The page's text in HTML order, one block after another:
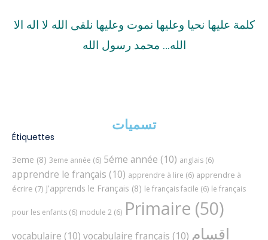
كلمة عليها نحيا وعليها نموت وعليها نلقى الله لا اله الا
الله… محمد رسول الله
تسميات
Étiquettes
3eme (8) 3eme année (6) 5éme année (10) anglais (6)
apprendre le français (10) apprendre à lire (6) apprendre à
écrire (7) J'apprends le Français (8) le français facile (6) le français
pour les enfants (6) module 2 (6) Primaire (50)
vocabulaire (10) vocabulaire français (10) اقسام